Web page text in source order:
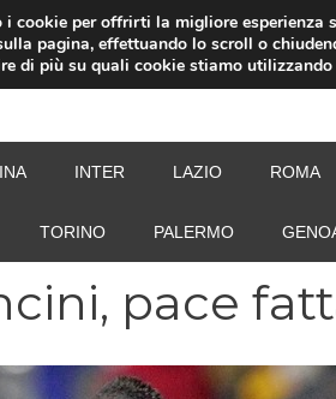
INTER LAZIO ROMA
TORINO PALERMO
pace
i cookie per offrirti la migliore esperienza
pagina, effettuando lo scroll o
di più su quali cookie stiamo